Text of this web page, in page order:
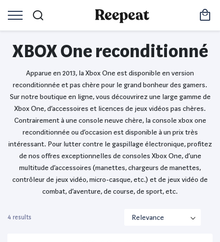
XBOX One reconditionné
Apparue en 2013, la Xbox One est disponible en version
reconditionnée et pas chère pour le grand bonheur des gamers.
Sur notre boutique en ligne, vous découvrirez une large gamme de
Xbox One, d’accessoires et licences de jeux vidéos pas chères.
Contrairement à une console neuve chère, la console xbox one
reconditionnée ou d’occasion est disponible à un prix très
intéressant. Pour lutter contre le gaspillage électronique, profitez
de nos offres exceptionnelles de consoles Xbox One, d’une
multitude d’accessoires (manettes, chargeurs de manettes,
contrôleur de jeux vidéo, micro-casque, etc.) et de jeux vidéo de
combat, d’aventure, de course, de sport, etc.
4 results